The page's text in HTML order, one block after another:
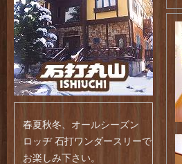
春夏秋冬、オールシーズン
ロッヂ 石打ワンダースリーで
お楽しみ下さい。